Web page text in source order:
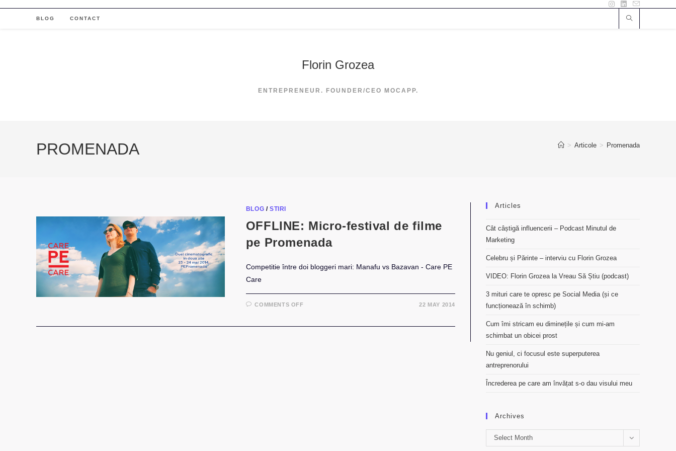
BLOG CONTACT
Florin Grozea
ENTREPRENEUR. FOUNDER/CEO MOCAPP.
PROMENADA > Articole > Promenada
BLOG /STIRI
OFFLINE: Micro-festival de filme
pe Promenada
Competitie între doi bloggeri mari: Manafu vs Bazavan - Care PE
Care
COMMENTS OFFON
22 MAY 2014
Articles
Cât câștigă influencerii – Podcast Minutul de
Marketing
Celebru și Părinte – interviu cu Florin Grozea
VIDEO: Florin Grozea la Vreau Să Știu (podcast)
3 mituri care te opresc pe Social Media (și ce
funcționează în schimb)
Cum îmi stricam eu diminețile și cum mi-am
schimbat un obicei prost
Nu geniul, ci focusul este superputerea
antreprenorului
Încrederea pe care am învățat s-o dau visului meu
Archives
Archives
Select Month